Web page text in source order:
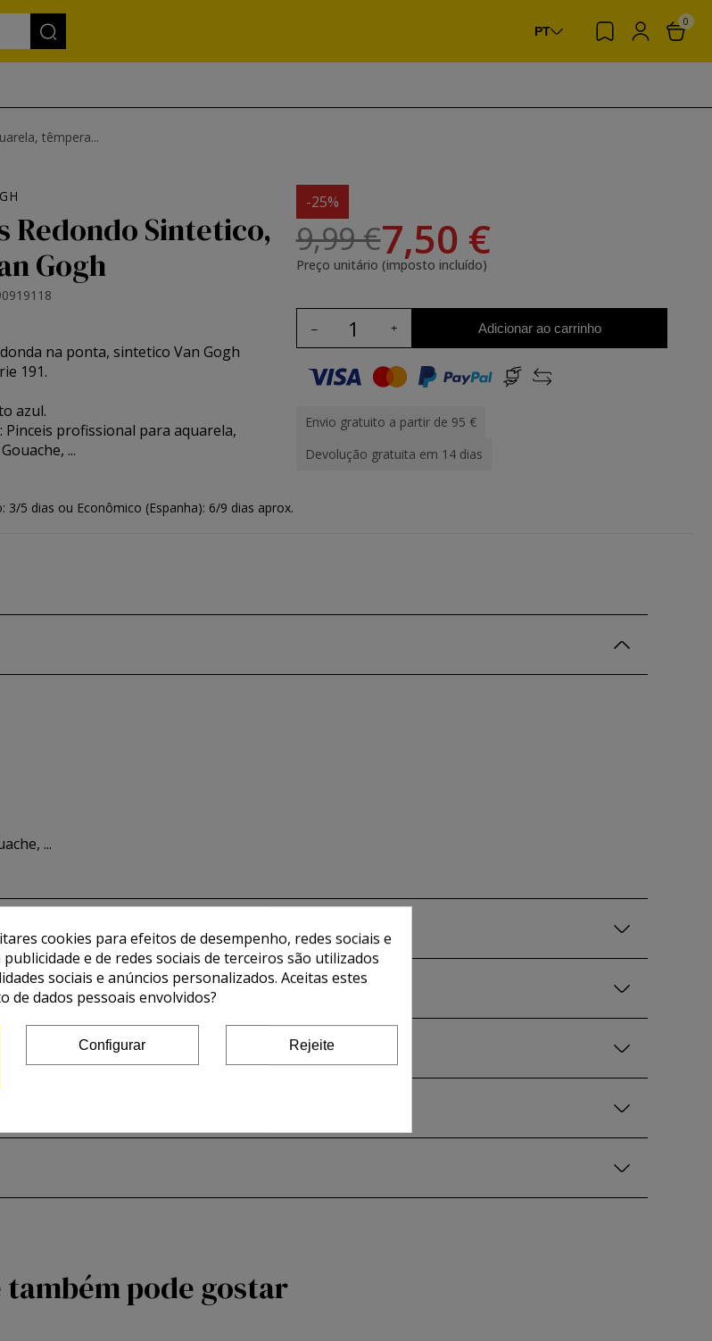
PT
0
têmpera...
Redondo Sintetico,
Gogh
na ponta, sintetico Van Gogh
191.
azul.
Pinceis profissional para aquarela,
...
-25%
9,99 €7,50 €
Preço unitário (imposto incluído)
Adicionar ao carrinho
Envio gratuito a partir de 95 €
Devolução gratuita em 14 dias
3/5 dias ou Econômico (Espanha): 6/9 dias aprox.
...
também pode gostar
cookies para efeitos de desempenho, redes sociais e
e de redes sociais de terceiros são utilizados
sociais e anúncios personalizados. Aceitas estes
de dados pessoais envolvidos?
Configurar Rejeite